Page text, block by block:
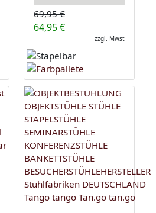
69,95 €
64,95 €
zzgl. Mwst